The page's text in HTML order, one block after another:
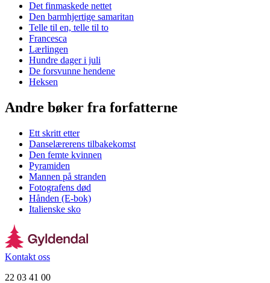
Det finmaskede nettet
Den barmhjertige samaritan
Telle til en, telle til to
Francesca
Lærlingen
Hundre dager i juli
De forsvunne hendene
Heksen
Andre bøker fra forfatterne
Ett skritt etter
Danselærerens tilbakekomst
Den femte kvinnen
Pyramiden
Mannen på stranden
Fotografens død
Hånden (E-bok)
Italienske sko
Kontakt oss
22 03 41 00